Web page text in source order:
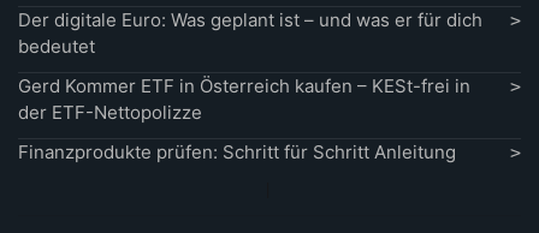
Der digitale Euro: Was geplant ist – und was er für dich
bedeutet
Gerd Kommer ETF in Österreich kaufen – KESt-frei in
der ETF-Nettopolizze
Finanzprodukte prüfen: Schritt für Schritt Anleitung